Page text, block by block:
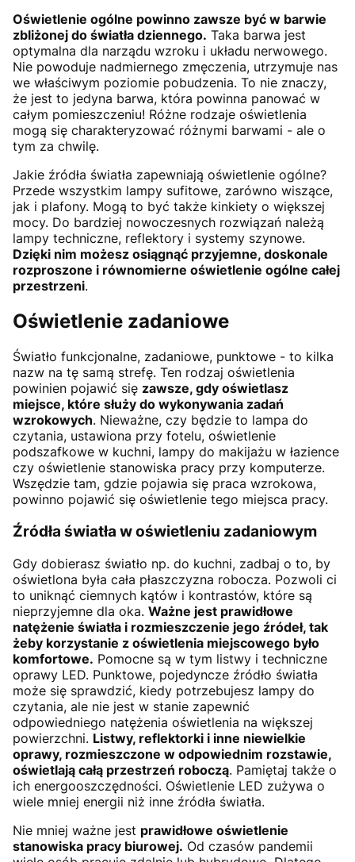
Oświetlenie ogólne powinno zawsze być w barwie
zbliżonej do światła dziennego. Taka barwa jest
optymalna dla narządu wzroku i układu nerwowego.
Nie powoduje nadmiernego zmęczenia, utrzymuje nas
we właściwym poziomie pobudzenia. To nie znaczy,
że jest to jedyna barwa, która powinna panować w
całym pomieszczeniu! Różne rodzaje oświetlenia
mogą się charakteryzować różnymi barwami - ale o
tym za chwilę.
Jakie źródła światła zapewniają oświetlenie ogólne?
Przede wszystkim lampy sufitowe, zarówno wiszące,
jak i plafony. Mogą to być także kinkiety o większej
mocy. Do bardziej nowoczesnych rozwiązań należą
lampy techniczne, reflektory i systemy szynowe.
Dzięki nim możesz osiągnąć przyjemne, doskonale
rozproszone i równomierne oświetlenie ogólne całej
przestrzeni.
Oświetlenie zadaniowe
Światło funkcjonalne, zadaniowe, punktowe - to kilka
nazw na tę samą strefę. Ten rodzaj oświetlenia
powinien pojawić się zawsze, gdy oświetlasz
miejsce, które służy do wykonywania zadań
wzrokowych. Nieważne, czy będzie to lampa do
czytania, ustawiona przy fotelu, oświetlenie
podszafkowe w kuchni, lampy do makijażu w łazience
czy oświetlenie stanowiska pracy przy komputerze.
Wszędzie tam, gdzie pojawia się praca wzrokowa,
powinno pojawić się oświetlenie tego miejsca pracy.
Źródła światła w oświetleniu zadaniowym
Gdy dobierasz światło np. do kuchni, zadbaj o to, by
oświetlona była cała płaszczyzna robocza. Pozwoli ci
to uniknąć ciemnych kątów i kontrastów, które są
nieprzyjemne dla oka. Ważne jest prawidłowe
natężenie światła i rozmieszczenie jego źródeł, tak
żeby korzystanie z oświetlenia miejscowego było
komfortowe. Pomocne są w tym listwy i techniczne
oprawy LED. Punktowe, pojedyncze źródło światła
może się sprawdzić, kiedy potrzebujesz lampy do
czytania, ale nie jest w stanie zapewnić
odpowiedniego natężenia oświetlenia na większej
powierzchni. Listwy, reflektorki i inne niewielkie
oprawy, rozmieszczone w odpowiednim rozstawie,
oświetlają całą przestrzeń roboczą. Pamiętaj także o
ich energooszczędności. Oświetlenie LED zużywa o
wiele mniej energii niż inne źródła światła.
Nie mniej ważne jest prawidłowe oświetlenie
stanowiska pracy biurowej. Od czasów pandemii